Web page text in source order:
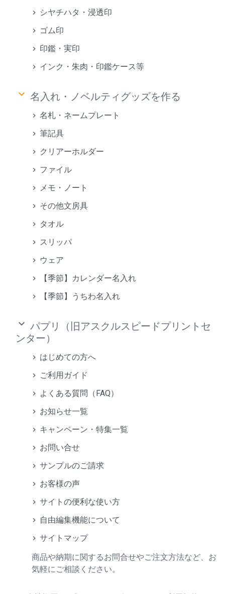
シヤチハタ・浸透印
ゴム印
印鑑・実印
インク・朱肉・印鑑ケース等
keyboard_arrow_down 名入れ・ノベルティグッズを作る
名札・ネームプレート
筆記具
クリアーホルダー
ファイル
メモ・ノート
その他文房具
タオル
スリッパ
ウェア
【季節】カレンダー名入れ
【季節】うちわ名入れ
keyboard_arrow_down パプリ（旧アスクルスピードプリントセ
ンター）
はじめての方へ
ご利用ガイド
よくある質問（FAQ）
お知らせ一覧
キャンペーン・特集一覧
お問い合せ
サンプルのご請求
お客様の声
サイトの便利な使い方
自由編集機能について
サイトマップ
商品や納期に関するお問合せやご注文方法など、お
気軽にご相談ください。